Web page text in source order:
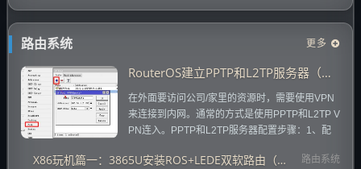
路由系统 更多
RouterOS建立PPTP和L2TP服务器（无需端口映射）
在外面要访问公司/家里的资源时，需要使用VPN
来连接到内网。通常的方式是使用PPTP和L2TP V
PN连入。PPTP和L2TP服务器配置步骤：1、配
用一个地址池）Winbox点击“ip” --- “Pool”，打开I
路由系统
X86玩机篇一：3865U安装ROS+LEDE双软路由（重要插件）